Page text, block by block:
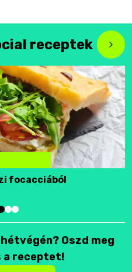
receptek
focacciából
Oszd meg
a receptet!